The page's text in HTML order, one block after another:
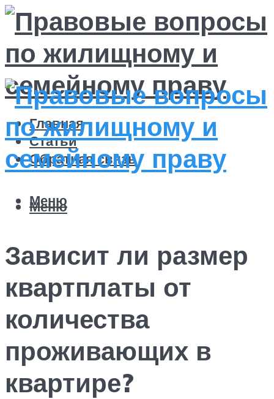
Главная
Статьи
Обратная связь
Меню
Меню
Зависит ли размер
квартплаты от
количества
проживающих в
квартире?